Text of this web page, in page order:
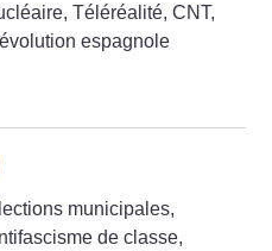
Téléréalité, CNT,
espagnole
municipales,
de classe,